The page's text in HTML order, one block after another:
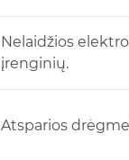
Nelaidžios
įrenginių.
Atsparios